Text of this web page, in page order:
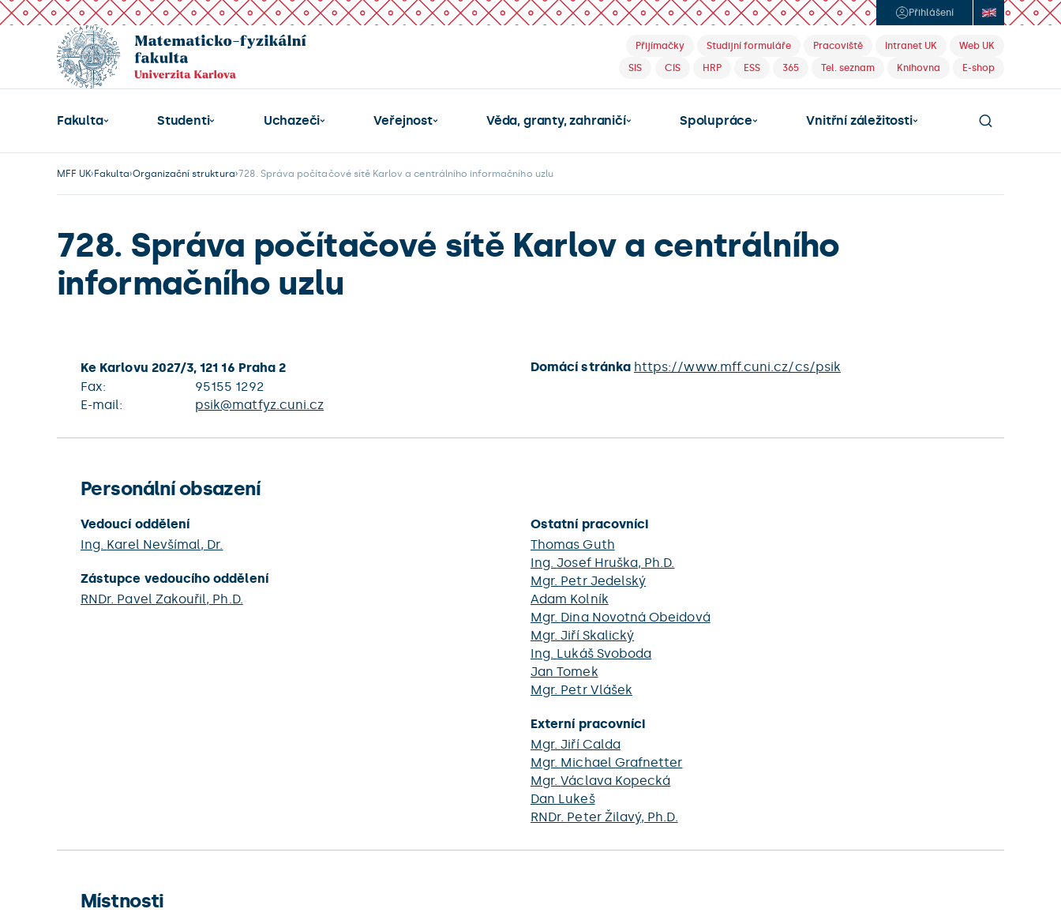
Přihlášení
Přijímačky Studijní formuláře Pracoviště Intranet UK
Web UK
SIS
CIS HRP ESS 365 Tel. seznam Knihovna E-shop
Fakulta Studenti Uchazeči Veřejnost Věda, granty, zahraničí Spolupráce Vnitřní záležitosti
MFF UK Fakulta Organizační struktura 728. Správa počítačové sítě Karlov a centrálního informačního uzlu
728. Správa počítačové sítě Karlov a centrálního
informačního uzlu
Ke Karlovu 2027/3, 121 16 Praha 2
Fax:
95155 1292
E-mail:
psik@matfyz.cuni.cz
Domácí stránka https://www.mff.cuni.cz/cs/psik
Personální obsazení
Vedoucí oddělení
Ing. Karel Nevšímal, Dr.
Zástupce vedoucího oddělení
RNDr. Pavel Zakouřil, Ph.D.
Ostatní pracovníci
Thomas Guth
Ing.Josef Hruška, Ph.D.
Mgr. Petr Jedelský
Adam Kolník
Mgr. Dina Novotná Obeidová
Mgr.Jiří Skalický
Ing. Lukáš Svoboda
Jan Tomek
Mgr. Petr Vlášek
Externí pracovníci
Mgr.Jiří Calda
Mgr. Michael Grafnetter
Mgr.Václava Kopecká
Dan Lukeš
RNDr. Peter Žilavý, Ph.D.
Místnosti